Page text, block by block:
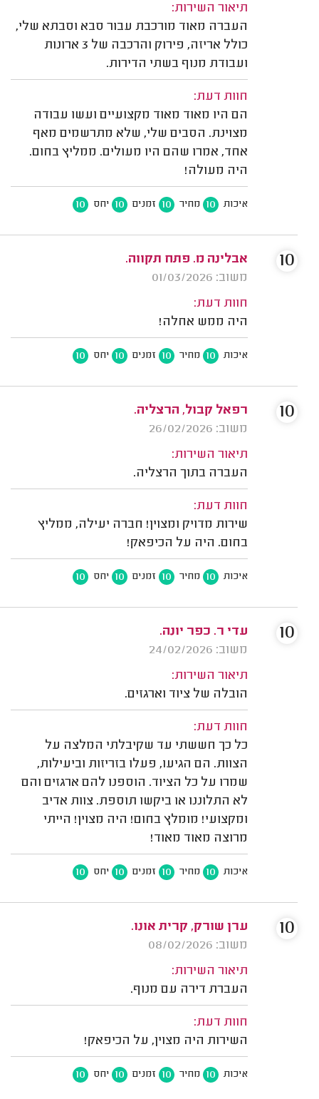
תיאור השירות:
העברה מאוד מורכבת עבור סבא וסבתא שלי,
כולל אריזה, פירוק והרכבה של 3 ארונות
ועבודת מנוף בשתי הדירות.
חוות דעת:
הם היו מאוד מאוד מקצועיים ועשו עבודה
מצוינת. הסבים שלי, שלא מתרשמים מאף
אחד, אמרו שהם היו מעולים. ממליץ בחום.
היה מעולה!
איכות 10 מחיר 10 זמנים 10 יחס 10
אבלינה מ. פתח תקווה.
משוב: 01/03/2026
חוות דעת:
היה ממש אחלה!
איכות 10 מחיר 10 זמנים 10 יחס 10
10
רפאל קבול, הרצליה.
משוב: 26/02/2026
תיאור השירות:
העברה בתוך הרצליה.
חוות דעת:
שירות מדויק ומצוין! חברה יעילה, ממליץ
בחום. היה על הכיפאק!
איכות 10 מחיר 10 זמנים 10 יחס 10
10
עדי ר. כפר יונה.
משוב: 24/02/2026
תיאור השירות:
הובלה של ציוד וארגזים.
חוות דעת:
כל כך חששתי עד שקיבלתי המלצה על
הצוות. הם הגיעו, פעלו בזריזות וביעילות,
שמרו על כל הציוד. הוספנו להם ארגזים והם
לא התלוננו או ביקשו תוספת. צוות אדיב
ומקצועי! מומלץ בחום! היה מצוין! הייתי
מרוצה מאוד מאוד!
איכות 10 מחיר 10 זמנים 10 יחס 10
10
ערן שורק, קרית אונו.
משוב: 08/02/2026
תיאור השירות:
העברת דירה עם מנוף.
חוות דעת:
השירות היה מצוין, על הכיפאק!
איכות 10 מחיר 10 זמנים 10 יחס 10
10